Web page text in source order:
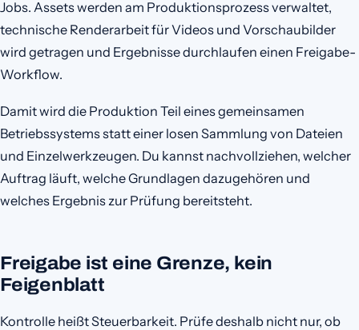
Jobs. Assets werden am Produktionsprozess verwaltet,
technische Renderarbeit für Videos und Vorschaubilder
wird getragen und Ergebnisse durchlaufen einen Freigabe-
Workflow.
Damit wird die Produktion Teil eines gemeinsamen
Betriebssystems statt einer losen Sammlung von Dateien
und Einzelwerkzeugen. Du kannst nachvollziehen, welcher
Auftrag läuft, welche Grundlagen dazugehören und
welches Ergebnis zur Prüfung bereitsteht.
Freigabe ist eine Grenze, kein
Feigenblatt
Kontrolle heißt Steuerbarkeit. Prüfe deshalb nicht nur, ob